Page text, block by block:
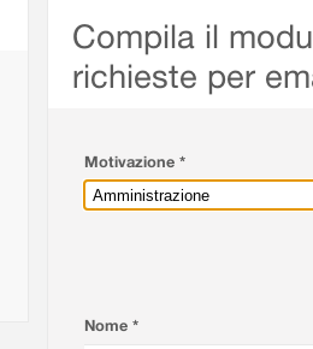
Compila il
richieste per
Motivazione *
Nome *